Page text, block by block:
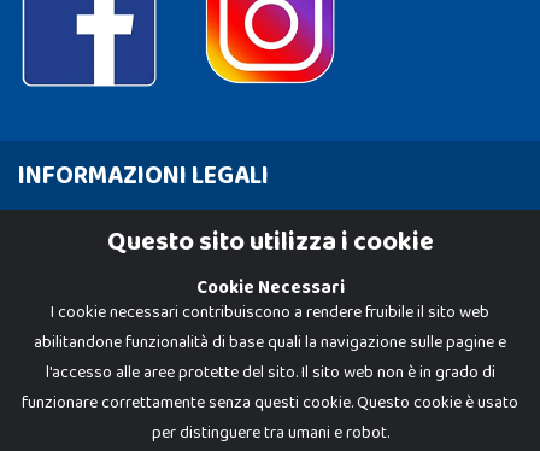
INFORMAZIONI LEGALI
Cookie PolicyQuesto sito utilizza i cookie
Cookie Necessari
I cookie necessari contribuiscono a rendere fruibile il sito web
abilitandone funzionalità di base quali la navigazione sulle pagine e
l'accesso alle aree protette del sito. Il sito web non è in grado di
funzionare correttamente senza questi cookie. Questo cookie è usato
per distinguere tra umani e robot.